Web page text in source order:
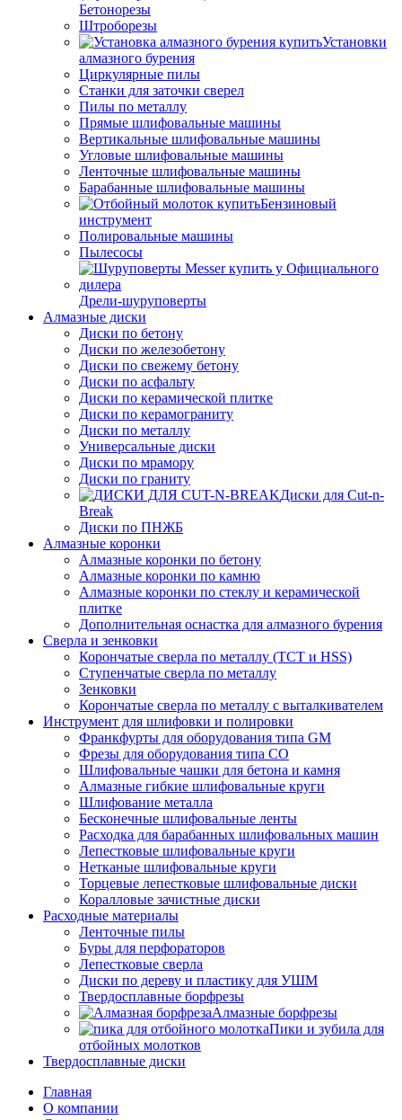
Бетонорезы
Штроборезы
Установки
алмазного бурения
Циркулярные пилы
Станки для заточки сверел
Пилы по металлу
Прямые шлифовальные машины
Вертикальные шлифовальные машины
Угловые шлифовальные машины
Ленточные шлифовальные машины
Барабанные шлифовальные машины
Бензиновый
инструмент
Полировальные машины
Пылесосы
Дрели-шуруповерты
Алмазные диски
Диски по бетону
Диски по железобетону
Диски по свежему бетону
Диски по асфальту
Диски по керамической плитке
Диски по керамограниту
Диски по металлу
Универсальные диски
Диски по мрамору
Диски по граниту
Диски для Cut-n-
Break
Диски по ПНЖБ
Алмазные коронки
Алмазные коронки по бетону
Алмазные коронки по камню
Алмазные коронки по стеклу и керамической
плитке
Дополнительная оснастка для алмазного бурения
Сверла и зенковки
Корончатые сверла по металлу (TCT и HSS)
Ступенчатые сверла по металлу
Зенковки
Корончатые сверла по металлу c выталкивателем
Инструмент для шлифовки и полировки
Франкфурты для оборудования типа GM
Фрезы для оборудования типа СО
Шлифовальные чашки для бетона и камня
Алмазные гибкие шлифовальные круги
Шлифование металла
Бесконечные шлифовальные ленты
Расходка для барабанных шлифовальных машин
Лепестковые шлифовальные круги
Нетканые шлифовальные круги
Торцевые лепестковые шлифовальные диски
Коралловые зачистные диски
Расходные материалы
Ленточные пилы
Буры для перфораторов
Лепестковые сверла
Диски по дереву и пластику для УШМ
Твердосплавные борфрезы
Алмазные борфрезы
Пики и зубила для
отбойных молотков
Твердосплавные диски
Главная
О компании